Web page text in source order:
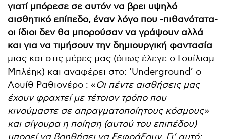
γιατί μπόρεσε σε αυτόν να βρει υψηλό
αισθητικό επίπεδο, έναν λόγο που -πιθανότατα-
οι ίδιοι δεν θα μπορούσαν να γράψουν αλλά
και για να τιμήσουν την δημιουργική φαντασία
μιας και στις μέρες μας (όπως έλεγε ο Γουίλιαμ
Μπλέηκ) και αναφέρει στο: ‘Underground’ o
Λουίθ Ραθιονέρο : «Οι πέντε αισθήσεις μας
έχουν φραχτεί με τέτοιον τρόπο που
κινούμαστε σε απραγματοποίητους κόσμους»
και σίγουρα η ποίηση (αυτού του επιπέδου)